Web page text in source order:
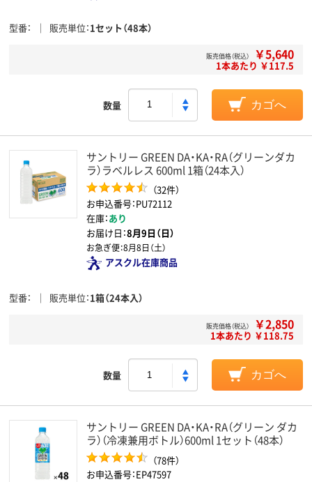
型番 販売単位 1セット（48本）
販売価格（税込） ￥5,640
1本あたり ￥117.5
数量 カゴへ
サントリー GREEN DA・KA・RA（グリーンダカ
ラ）ラベルレス 600ml 1箱（24本入）
（32件）
お申込番号：PU72112
在庫：あり
お届け日：8月9日（日）
お急ぎ便：8月8日（土）
アスクル在庫商品
型番 販売単位 1箱（24本入）
販売価格（税込） ￥2,850
1本あたり ￥118.75
数量 カゴへ
サントリー GREEN DA・KA・RA（グリーン ダカ
ラ）（冷凍兼用ボトル）600ml 1セット（48本）
（78件）
お申込番号：EP47597